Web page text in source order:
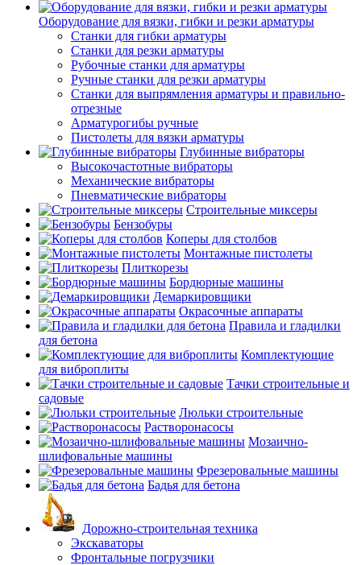
Оборудование для вязки, гибки и резки арматуры
Станки для гибки арматуры
Станки для резки арматуры
Рубочные станки для арматуры
Ручные станки для резки арматуры
Станки для выпрямления арматуры и правильно-
отрезные
Арматурогибы ручные
Пистолеты для вязки арматуры
Глубинные вибраторы
Высокочастотные вибраторы
Механические вибраторы
Пневматические вибраторы
Строительные миксеры
Бензобуры
Коперы для столбов
Монтажные пистолеты
Плиткорезы
Бордюрные машины
Демаркировщики
Окрасочные аппараты
Правила и гладилки
для бетона
Комплектующие
для виброплиты
Тачки строительные и
садовые
Люльки строительные
Растворонасосы
Мозаично-
шлифовальные машины
Фрезеровальные машины
Бадья для бетона
Дорожно-строительная техника
Экскаваторы
Фронтальные погрузчики